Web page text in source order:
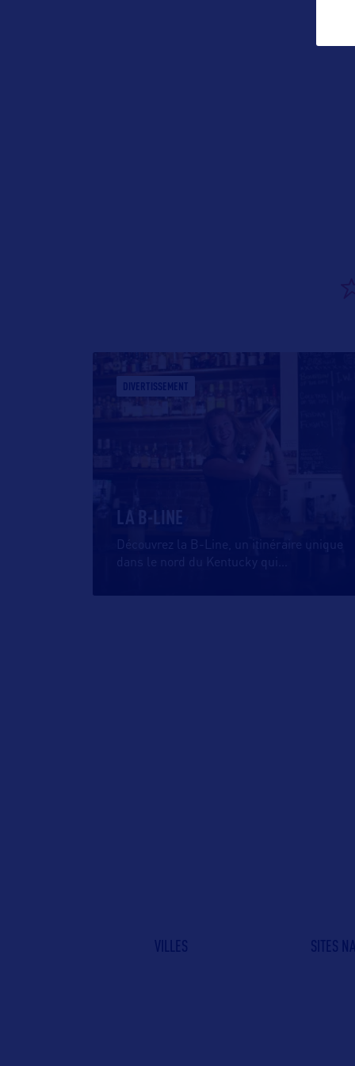
DIVERTISSEMENT
LA B-LINE
Découvrez la B-Line, un itinéraire unique
dans le nord du Kentucky qui
VILLES SITES